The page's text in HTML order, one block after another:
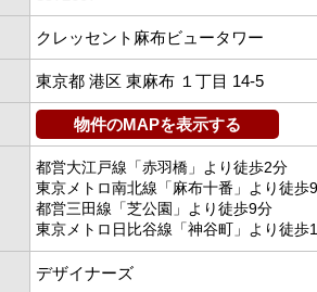
クレッセント麻布ビュータワー
東京都 港区 東麻布 １丁目 14-5
物件のMAPを表示する
都営大江戸線「赤羽橋」より徒歩2分
東京メトロ南北線「麻布十番」より徒歩
都営三田線「芝公園」より徒歩9分
東京メトロ日比谷線「神谷町」より徒歩
デザイナーズ